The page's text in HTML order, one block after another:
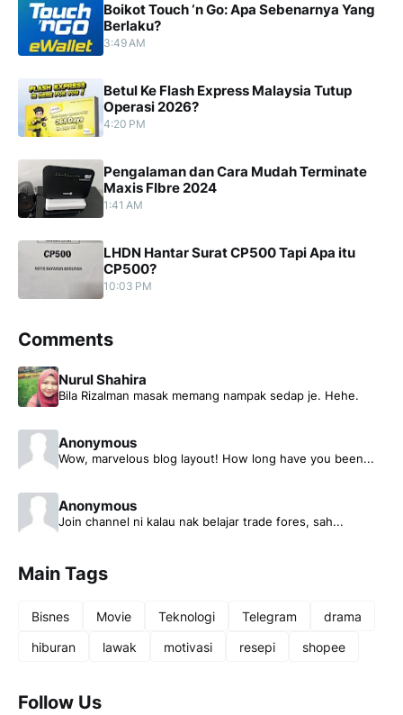
Boikot Touch ‘n Go: Apa Sebenarnya Yang
Berlaku?
3:49 AM
Betul Ke Flash Express Malaysia Tutup
Operasi 2026?
4:20 PM
Pengalaman dan Cara Mudah Terminate
Maxis FIbre 2024
1:41 AM
LHDN Hantar Surat CP500 Tapi Apa itu
CP500?
10:03 PM
Comments
Nurul Shahira
Bila Rizalman masak memang nampak sedap je. Hehe.
Anonymous
Wow, marvelous blog layout! How long have you been...
Anonymous
Join channel ni kalau nak belajar trade fores, sah...
Main Tags
Bisnes Movie Teknologi Telegram
drama
hiburan
lawak motivasi resepi shopee
Follow Us